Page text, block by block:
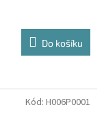
Do košíku
Kód: H006P0001